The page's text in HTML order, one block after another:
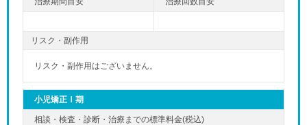
リスク・副作用
リスク・副作用はございません。
小児矯正Ⅰ期